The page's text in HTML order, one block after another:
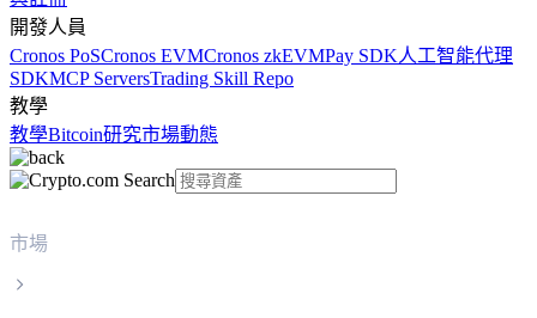
開發人員
Cronos PoSCronos EVMCronos zkEVMPay SDK人工智能代理
SDKMCP ServersTrading Skill Repo
教學
教學Bitcoin研究市場動態
市場